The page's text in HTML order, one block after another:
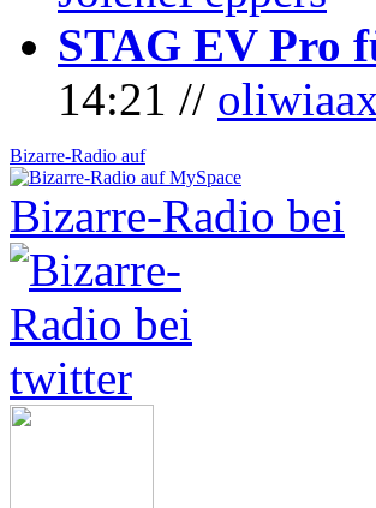
STAG EV Pro
14:21 //
Bizarre-Radio auf
Bizarre-Radio bei